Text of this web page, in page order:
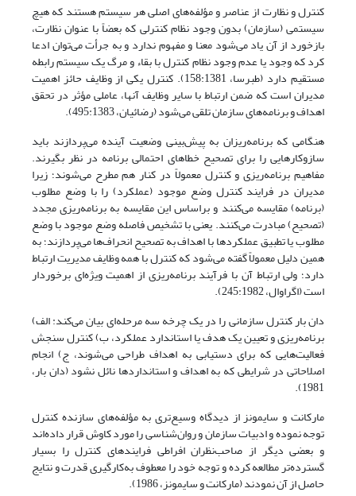
کنترل و نظارت از عناصر و مؤلفه‌های اصلی هر سیستم هستند که هیچ
سیستمی (سازمان) بدون وجود نظام کنترلی که بعضاً با عنوان نظارت،
بازخورد از آن یاد می‌شود معنا و مفهوم ندارد و به جرأت می‌توان ادعا
کرد که وجود یا عدم وجود نظام کنترل با بقاء و مرگ یک سیستم رابطه
مستقیم دارد (طبرسا، 158:1381). کنترل یکی از وظایف حائز اهمیت
مدیران است که ضمن ارتباط با سایر وظایف آنها، عاملی مؤثر در تحقق
اهداف و برنامه‌های سازمان تلقی می‌شود (رضائیان، 495:1383).
هنگامی که برنامه‌ریزان به پیش‌بینی وضعیت آینده می‌پردازند باید
سازوکارهایی را برای تصحیح خطاهای احتمالی برنامه در نظر بگیرند.
مفاهیم برنامه‌ریزی و کنترل معمولاً در کنار هم مطرح می‌شوند؛ زیرا
مدیران در فرایند کنترل وضع موجود (عملکرد) را با وضع مطلوب
(برنامه) مقایسه می‌کنند و براساس این مقایسه به برنامه‌ریزی مجدد
(تصحیح) مبادرت می‌کنند. یعنی با تشخیص فاصله وضع موجود با وضع
مطلوب یا تطبیق عملکردها با اهداف به تصحیح انحراف‌ها می‌پردازند؛ به
همین دلیل معمولاً گفته می‌شود که کنترل با همه وظایف مدیریت ارتباط
دارد؛ ولی ارتباط آن با فرآیند برنامه‌ریزی از اهمیت ویژه‌ای برخوردار
است (اگراوال، 245:1982).
دان بار کنترل سازمانی را در یک چرخه سه مرحله‌ای بیان می‌کند: الف)
برنامه‌ریزی و تعیین یک هدف یا استاندارد عملکرد، ب) کنترل سنجش
فعالیت‌هایی که برای دستیابی به اهداف طراحی می‌شوند، ج) انجام
اصلاحاتی در شرایطی که به اهداف و استانداردها نائل نشود (دان بار،
1981).
مارکانت و سایمونز از دیدگاه وسیع‌تری به مؤلفه‌های سازنده کنترل
توجه نموده و ادبیات سازمان و روان‌شناسی را مورد کاوش قرار داده‌اند
و بعضی دیگر از صاحب‌نظران افراطی فرایندهای کنترل را بسیار
گسترده‌تر مطالعه کرده و توجه خود را معطوف به‌کارگیری قدرت و نتایج
حاصل از آن نمودند (مارکانت و سایمونز، 1986).